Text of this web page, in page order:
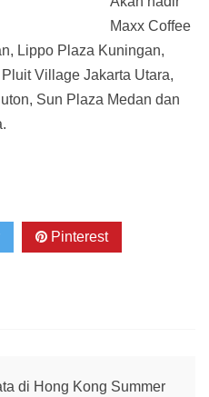
Maxx Coffee
Lippo Plaza Kuningan,
Village Jakarta Utara,
Sun Plaza Medan dan
Pinterest
di Hong Kong Summer